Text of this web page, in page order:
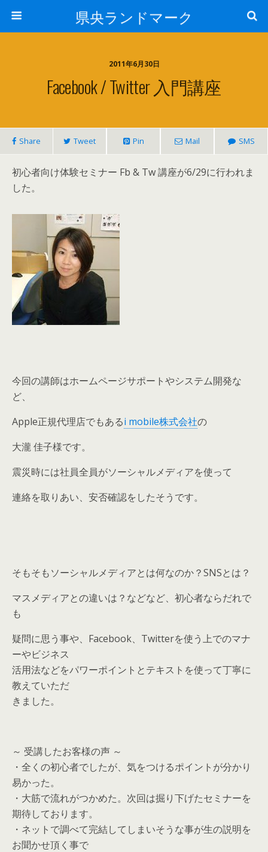
県央ランドマーク
2011年6月30日
Facebook / Twitter 入門講座
Share Tweet Pin Mail SMS
初心者向け体験セミナー Fb & Tw 講座が6/29に行われま
した。
今回の講師はホームページサポートやシステム開発な
ど、
Apple正規代理店でもあるi mobile株式会社の
大瀧 佳子様です。
震災時には社員全員がソーシャルメディアを使って
連絡を取りあい、安否確認をしたそうです。
そもそもソーシャルメディアとは何なのか？SNSとは？
マスメディアとの違いは？などなど、初心者ならだれで
も
疑問に思う事や、Facebook、Twitterを使う上でのマナ
ーやビジネス
活用法などをパワーポイントとテキストを使って丁寧に
教えていただ
きました。
～ 受講したお客様の声 ～
・全くの初心者でしたが、気をつけるポイントが分かり
易かった。
・大筋で流れがつかめた。次回は掘り下げたセミナーを
期待しております。
・ネットで調べて完結してしまいそうな事が生の説明を
お聞かせ頂く事で